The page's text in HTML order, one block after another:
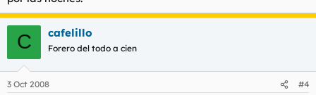
C cafelillo
Forero del todo a cien
3 Oct 2008 #4